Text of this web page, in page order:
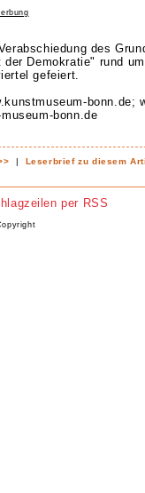
des
Demokratie" rund
gefeiert.
bonn.de;
bonn.de
| Leserbrief zu diesem
per RSS